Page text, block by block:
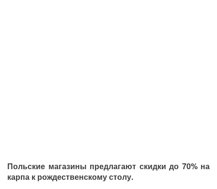
Польские магазины предлагают скидки до 70% на
карпа к рождественскому столу.